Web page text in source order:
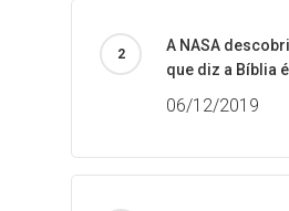
A NASA
que diz a Bíblia
06/12/2019